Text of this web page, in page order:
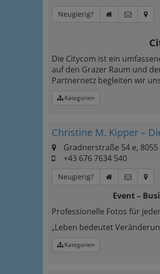
Neugierig?
Die Citycom ist ein
auf den Grazer Raum und
Partnernetz begleiten wir
Kategorien
Christine M. Kipper –
Gradnerstraße 54 e, 8055
+43 676 7634 540
Neugierig?
Event –
Professionelle Fotos für
„Leben bedeutet
Kategorien